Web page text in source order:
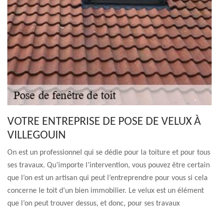
VOTRE ENTREPRISE DE POSE DE VELUX À
VILLEGOUIN
On est un professionnel qui se dédie pour la toiture et pour tous
ses travaux. Qu’importe l’intervention, vous pouvez être certain
que l’on est un artisan qui peut l’entreprendre pour vous si cela
concerne le toit d’un bien immobilier. Le velux est un élément
que l’on peut trouver dessus, et donc, pour ses travaux